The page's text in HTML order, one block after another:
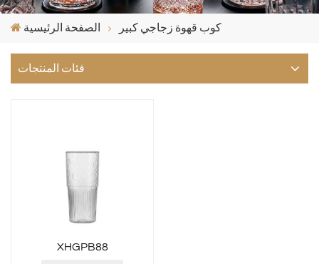
الصفحة الرئيسية كوب قهوة زجاجي كبير
فئات المنتجات
XHGPB88